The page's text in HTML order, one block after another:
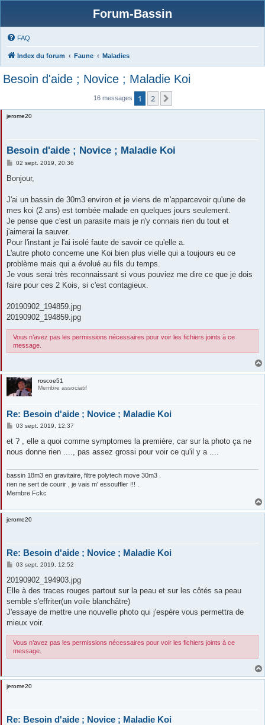
Forum-Bassin
FAQ
Index du forum Faune Maladies
Besoin d'aide ; Novice ; Maladie Koi
16 messages 1 2
jerome20
Besoin d'aide ; Novice ; Maladie Koi
M
s
g
02 sept. 2019, 20:36
Bonjour,
J'ai un bassin de 30m3 environ et je viens de m'apparcevoir qu'une de
mes koi (2 ans) est tombée malade en quelques jours seulement.
Je pense que c'est un parasite mais je n'y connais rien du tout et
j'aimerai la sauver.
Pour l'instant je l'ai isolé faute de savoir ce qu'elle a.
L'autre photo concerne une Koi bien plus vielle qui a toujours eu ce
problème mais qui a évolué au fils du temps.
Je vous serai très reconnaissant si vous pouviez me dire ce que je dois
faire pour ces 2 Kois, si c'est contagieux.
20190902_194859.jpg
20190902_194859.jpg
Vous n’avez pas les permissions nécessaires pour voir les fichiers joints à ce
message.
roscoe51
Membre associatif
Re: Besoin d'aide ; Novice ; Maladie Koi
M
s
a
03 sept. 2019, 12:37
et ? , elle a quoi comme symptomes la première, car sur la photo ça ne
nous donne rien ...., pas assez grossi pour voir ce qu'il y a ....
bassin 18m3 en gravitaire, filtre polytech move 30m3 .
rien ne sert de courir , je vais m' essouffler !!! .
Membre Fckc
jerome20
Re: Besoin d'aide ; Novice ; Maladie Koi
M
s
a
g
03 sept. 2019, 12:52
20190902_194903.jpg
Elle à des traces rouges partout sur la peau et sur les côtés sa peau
semble s'effriter(un voile blanchâtre)
J'essaye de mettre une nouvelle photo qui j'espère vous permettra de
mieux voir.
Vous n’avez pas les permissions nécessaires pour voir les fichiers joints à ce
message.
jerome20
Re: Besoin d'aide ; Novice ; Maladie Koi